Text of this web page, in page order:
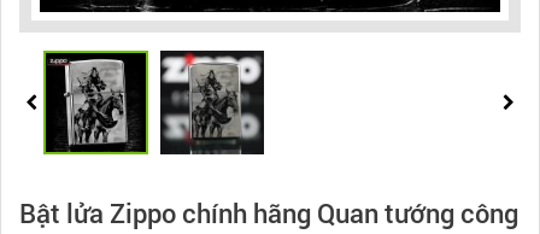
Bật lửa Zippo chính hãng Quan tướng công